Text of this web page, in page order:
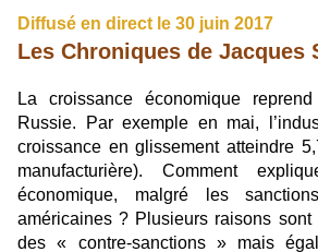
Diffusé en direct le 30 juin 2017
Les Chroniques de Jacques
La croissance économique
Russie. Par exemple en mai,
croissance en glissement atteindre
manufacturière). Comment
économique, malgré les
américaines ? Plusieurs raisons sont
des « contre-sanctions » mais